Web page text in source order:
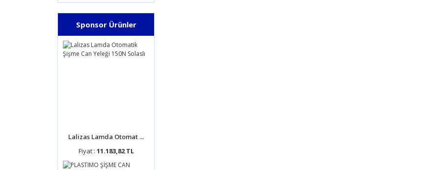
Sponsor Ürünler
Lalizas Lamda Otomat ...
Fiyat : 11.183,82 TL